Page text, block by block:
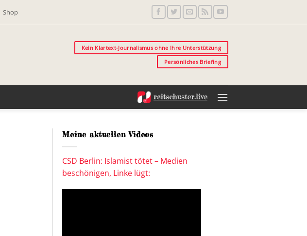
Shop
Kein Klartext-Journalismus ohne Ihre Unterstützung
Persönliches Briefing
Meine aktuellen Videos
CSD Berlin: Islamist tötet – Medien
beschönigen, Linke lügt: